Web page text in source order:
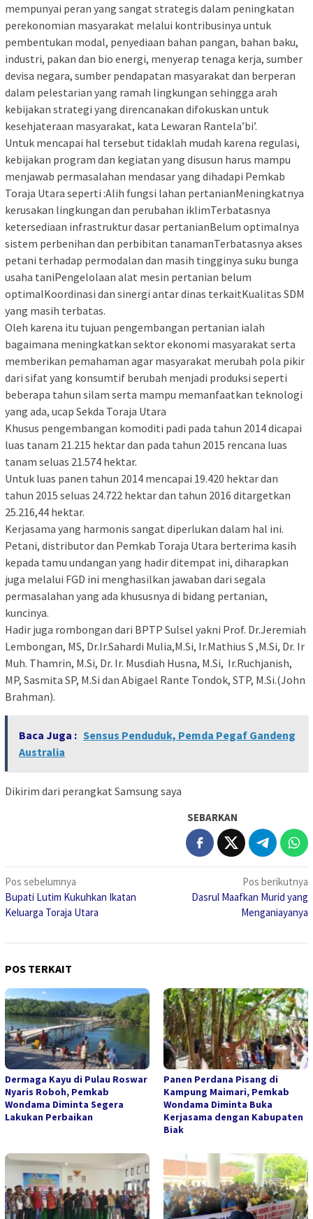
mempunyai peran yang sangat strategis dalam peningkatan
perekonomian masyarakat melalui kontribusinya untuk
pembentukan modal, penyediaan bahan pangan, bahan baku,
industri, pakan dan bio energi, menyerap tenaga kerja, sumber
devisa negara, sumber pendapatan masyarakat dan berperan
dalam pelestarian yang ramah lingkungan sehingga arah
kebijakan strategi yang direncanakan difokuskan untuk
kesehjateraan masyarakat, kata Lewaran Rantela’bi’.
Untuk mencapai hal tersebut tidaklah mudah karena regulasi,
kebijakan program dan kegiatan yang disusun harus mampu
menjawab permasalahan mendasar yang dihadapi Pemkab
Toraja Utara seperti :Alih fungsi lahan pertanianMeningkatnya
kerusakan lingkungan dan perubahan iklimTerbatasnya
ketersediaan infrastruktur dasar pertanianBelum optimalnya
sistem perbenihan dan perbibitan tanamanTerbatasnya akses
petani terhadap permodalan dan masih tingginya suku bunga
usaha taniPengelolaan alat mesin pertanian belum
optimalKoordinasi dan sinergi antar dinas terkaitKualitas SDM
yang masih terbatas.
Oleh karena itu tujuan pengembangan pertanian ialah
bagaimana meningkatkan sektor ekonomi masyarakat serta
memberikan pemahaman agar masyarakat merubah pola pikir
dari sifat yang konsumtif berubah menjadi produksi seperti
beberapa tahun silam serta mampu memanfaatkan teknologi
yang ada, ucap Sekda Toraja Utara
Khusus pengembangan komoditi padi pada tahun 2014 dicapai
luas tanam 21.215 hektar dan pada tahun 2015 rencana luas
tanam seluas 21.574 hektar.
Untuk luas panen tahun 2014 mencapai 19.420 hektar dan
tahun 2015 seluas 24.722 hektar dan tahun 2016 ditargetkan
25.216,44 hektar.
Kerjasama yang harmonis sangat diperlukan dalam hal ini.
Petani, distributor dan Pemkab Toraja Utara berterima kasih
kepada tamu undangan yang hadir ditempat ini, diharapkan
juga melalui FGD ini menghasilkan jawaban dari segala
permasalahan yang ada khususnya di bidang pertanian,
kuncinya.
Hadir juga rombongan dari BPTP Sulsel yakni Prof. Dr.Jeremiah
Lembongan, MS, Dr.Ir.Sahardi Mulia,M.Si, Ir.Mathius S ,M.Si, Dr. Ir
Muh. Thamrin, M.Si, Dr. Ir. Musdiah Husna, M.Si, Ir.Ruchjanish,
MP, Sasmita SP, M.Si dan Abigael Rante Tondok, STP, M.Si.(John
Brahman).
Baca Juga : Sensus Penduduk, Pemda Pegaf Gandeng
Australia
Dikirim dari perangkat Samsung saya
SEBARKAN
Navigasi
pos
Pos sebelumnya
Bupati Lutim Kukuhkan Ikatan
Keluarga Toraja Utara
Pos berikutnya
Dasrul Maafkan Murid yang
Menganiayanya
POS TERKAIT
Dermaga Kayu di Pulau Roswar
Nyaris Roboh, Pemkab
Wondama Diminta Segera
Lakukan Perbaikan
Panen Perdana Pisang di
Kampung Maimari, Pemkab
Wondama Diminta Buka
Kerjasama dengan Kabupaten
Biak